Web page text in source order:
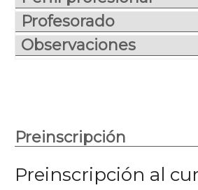
Profesorado
Observaciones
Preinscripción
Preinscripción al